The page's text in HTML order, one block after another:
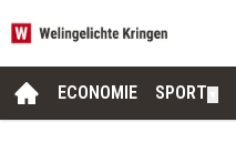
ECONOMIE SPORT